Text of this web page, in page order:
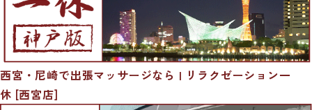
西宮・尼崎で出張マッサージなら | リラクゼーション一
休 [西宮店]